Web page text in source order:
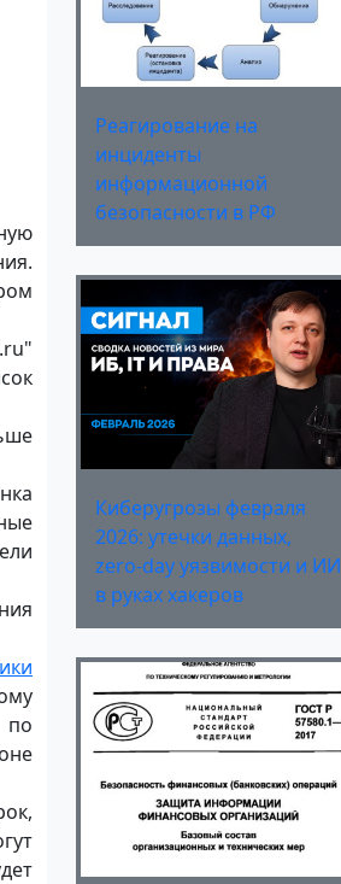
по
Реагирование на
инциденты
информационной
безопасности в РФ
Киберугрозы февраля
2026: утечки данных,
zero-day уязвимости и ИИ
в руках хакеров